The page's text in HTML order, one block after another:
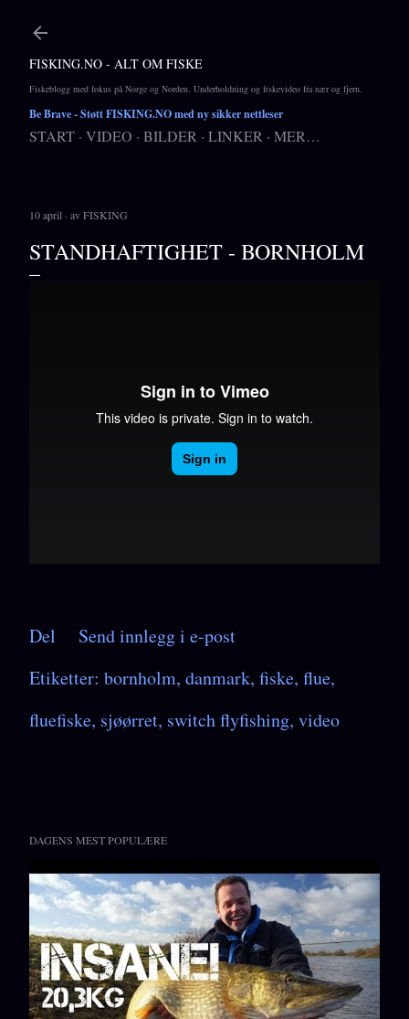
FISKING.NO - ALT OM FISKE
Fiskeblogg med fokus på Norge og Norden. Underholdning og fiskevideo fra nær og fjern.
Be Brave- Støtt FISKING.NO med ny sikker nettleser
START VIDEO BILDER LINKER MER…
10 april avFISKING
STANDHAFTIGHET - BORNHOLM
Del
Send innlegg i e-post
Etiketter: bornholm danmark fiske flue
fluefiske sjøørret switch flyfishing video
DAGENS MEST POPULÆRE